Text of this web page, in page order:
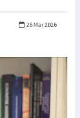
26 Mar 2026